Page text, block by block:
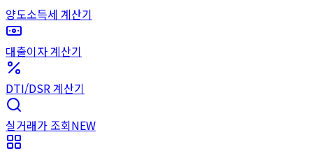
양도소득세 계산기
대출이자 계산기
DTI/DSR 계산기
실거래가 조회NEW